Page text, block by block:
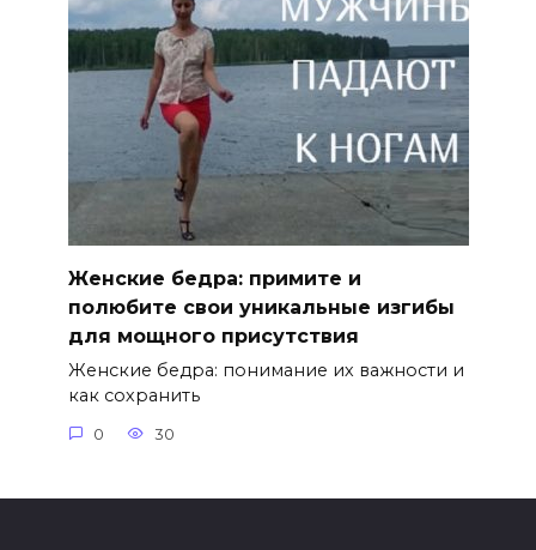
Женские бедра: примите и
полюбите свои уникальные изгибы
для мощного присутствия
Женские бедра: понимание их важности и
как сохранить
0 30